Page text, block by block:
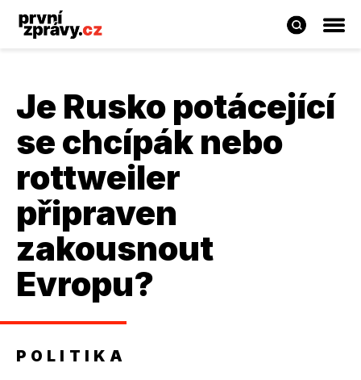
Je Rusko potácející
se chcípák nebo
rottweiler
připraven
zakousnout
Evropu?
POLITIKA